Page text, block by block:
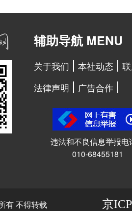
辅助导航 MENU
关于我们 本社动态
法律声明
广告合作
违法和不良信息举报电
010-68455181
有 不得转载 京